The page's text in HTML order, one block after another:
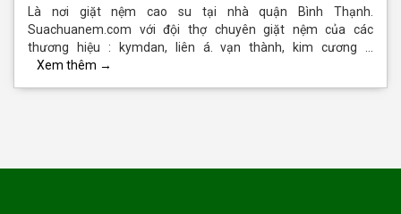
Là nơi giặt nệm cao su tại nhà quận Bình Thạnh.
Suachuanem.com với đội thợ chuyên giặt nệm của các
thương hiệu : kymdan, liên á. vạn thành, kim cương …
Xem thêm →